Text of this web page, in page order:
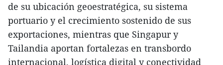
de su ubicación geoestratégica, su sistema
portuario y el crecimiento sostenido de sus
exportaciones, mientras que Singapur y
Tailandia aportan fortalezas en transbordo
internacional, logística digital y conectividad